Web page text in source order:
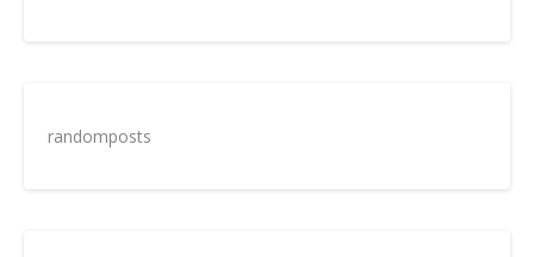
randomposts